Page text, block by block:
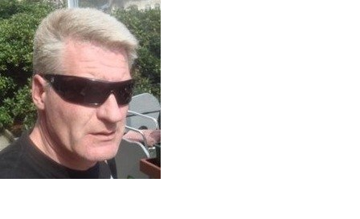
Перейти к основному содержанию